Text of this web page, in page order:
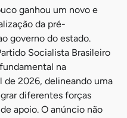
ganhou um novo e
da pré-
governo do estado.
Socialista Brasileiro
na
de 2026, delineando uma
diferentes forças
apoio. O anúncio não